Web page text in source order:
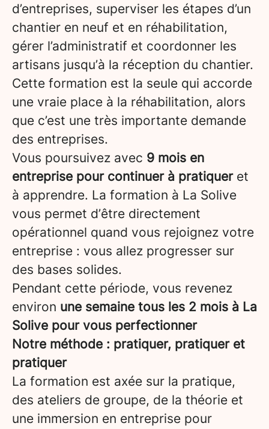
d’entreprises, superviser les étapes d’un
chantier en neuf et en réhabilitation,
gérer l’administratif et coordonner les
artisans jusqu’à la réception du chantier.
Cette formation est la seule qui accorde
une vraie place à la réhabilitation, alors
que c’est une très importante demande
des entreprises.
Vous poursuivez avec 9 mois en
entreprise pour continuer à pratiqueret
à apprendre. La formation à La Solive
vous permet d’être directement
opérationnel quand vous rejoignez votre
entreprise : vous allez progresser sur
des bases solides.
Pendant cette période, vous revenez
environ une semaine tous les 2 mois à La
Solive pour vous perfectionner
Notre méthode : pratiquer, pratiquer et
pratiquer
La formation est axée sur la pratique,
des ateliers de groupe, de la théorie et
une immersion en entreprise pour